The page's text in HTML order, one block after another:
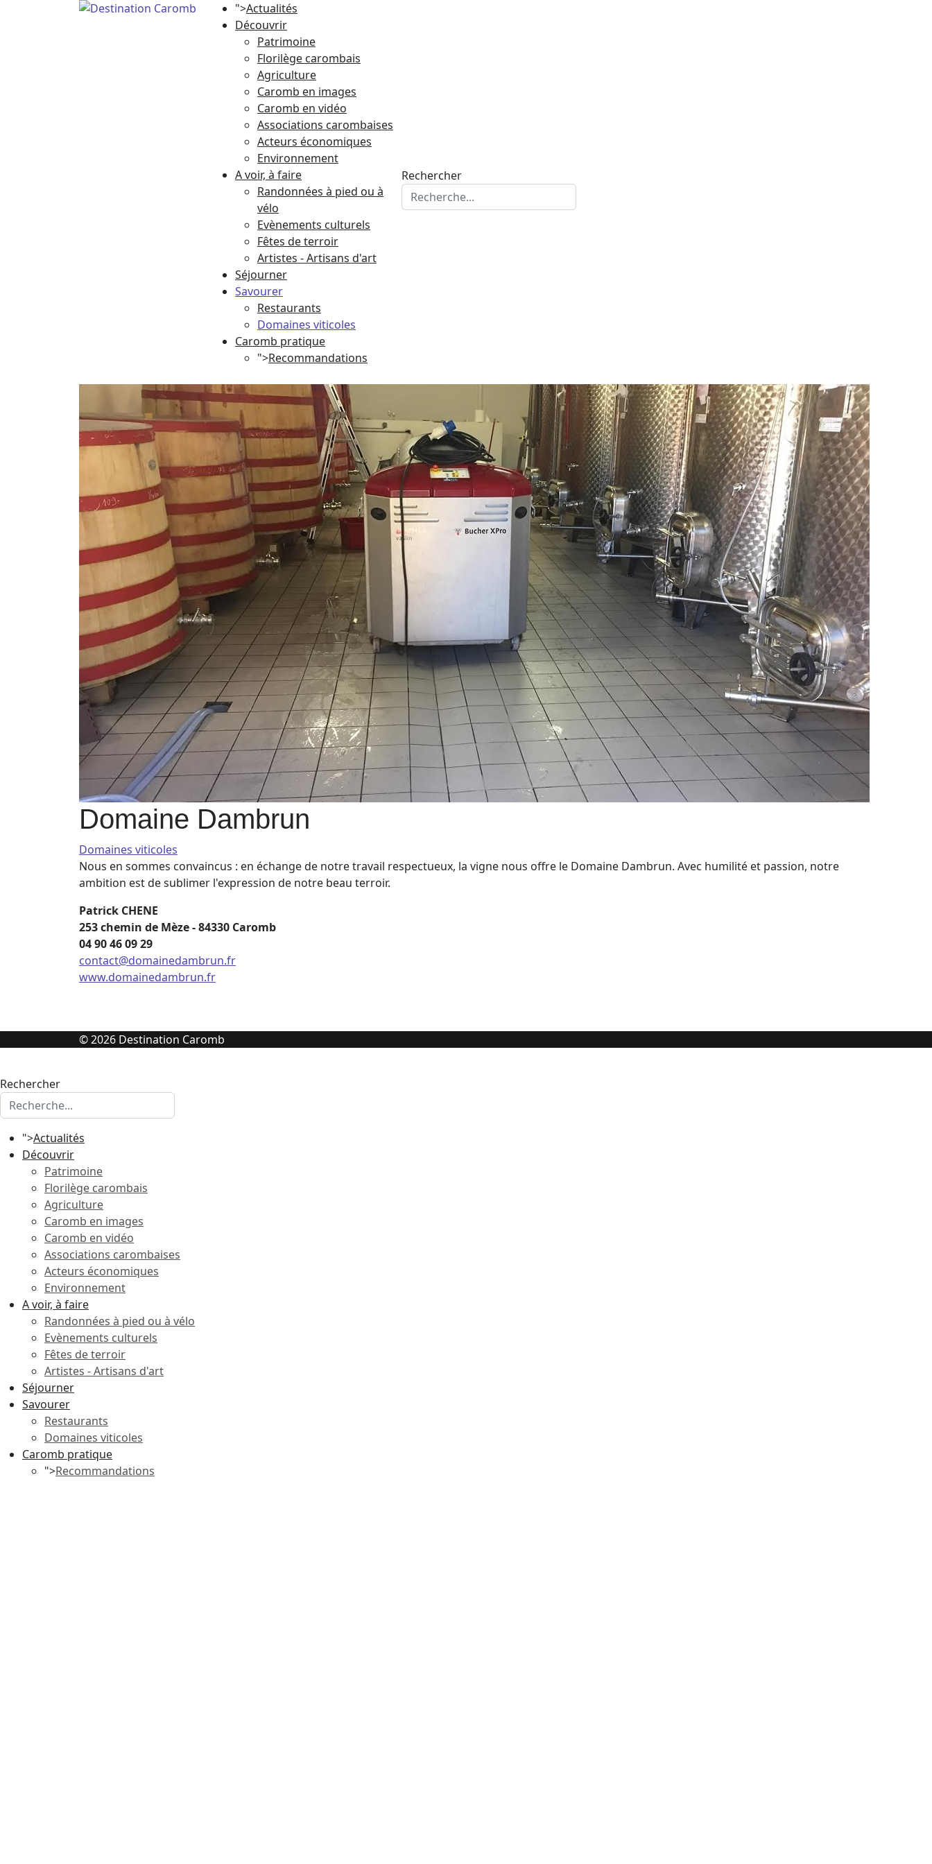
">Actualités
Découvrir
Patrimoine
Florilège carombais
Agriculture
Caromb en images
Caromb en vidéo
Associations carombaises
Acteurs économiques
Environnement
A voir, à faire
Randonnées à pied ou à
vélo
Evènements culturels
Fêtes de terroir
Artistes - Artisans d'art
Séjourner
Savourer
Restaurants
Domaines viticoles
Caromb pratique
">Recommandations
Rechercher
Domaine Dambrun
Domaines viticoles
Nous en sommes convaincus : en échange de notre travail respectueux, la vigne nous offre le Domaine Dambrun. Avec humilité et passion, notre
ambition est de sublimer l'expression de notre beau terroir.
Patrick CHENE
253 chemin de Mèze - 84330 Caromb
04 90 46 09 29
contact@domainedambrun.fr
www.domainedambrun.fr
© 2026 Destination Caromb
Rechercher
">Actualités
Découvrir
Patrimoine
Florilège carombais
Agriculture
Caromb en images
Caromb en vidéo
Associations carombaises
Acteurs économiques
Environnement
A voir, à faire
Randonnées à pied ou à vélo
Evènements culturels
Fêtes de terroir
Artistes - Artisans d'art
Séjourner
Savourer
Restaurants
Domaines viticoles
Caromb pratique
">Recommandations